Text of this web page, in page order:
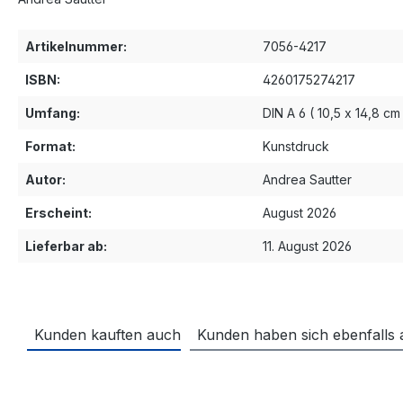
Artikelnummer: 7056-4217
ISBN: 4260175274217
Umfang: DIN A 6 ( 10,5 x 14,8 cm
Format: Kunstdruck
Autor: Andrea Sautter
Erscheint: August 2026
Lieferbar ab: 11. August 2026
Kunden kauften auch Kunden haben sich ebenfalls